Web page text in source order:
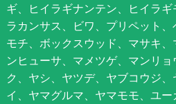
ギ、ヒイラギナンテン、ヒイラ
ラカンサス、ビワ、プリペット
モチ、ボックスウッド、マサキ
ンヒューサ、マメツゲ、マンリ
ク、ヤシ、ヤツデ、ヤブコウジ
イ、ヤマグルマ、ヤマモモ、ユ